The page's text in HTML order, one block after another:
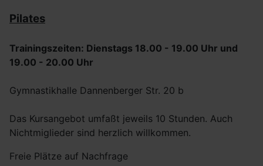
Pilates
Trainingszeiten: Dienstags 18.00 - 19.00 Uhr und
19.00 - 20.00 Uhr
Gymnastikhalle Dannenberger Str. 20 b
Das Kursangebot umfaßt jeweils 10 Stunden. Auch
Nichtmiglieder sind herzlich willkommen.
Freie Plätze auf Nachfrage